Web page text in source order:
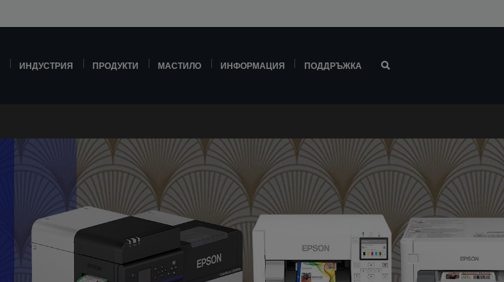
ИНДУСТРИЯ ПРОДУКТИ МАСТИЛО ИНФОРМАЦИЯ ПОДДРЪЖКА